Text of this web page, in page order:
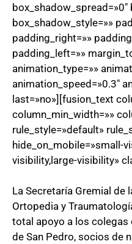
box_shadow_style=»»
padding_right=»»
padding_left=»»
animation_type=»»
animation_speed=»0.3″
last=»no»][fusion_text
column_min_width=»»
rule_style=»default»
hide_on_mobile=»small-
visibility,large-visibility»
La Secretaría Gremial
Ortopedia y
total apoyo a los
de San Pedro, socios de